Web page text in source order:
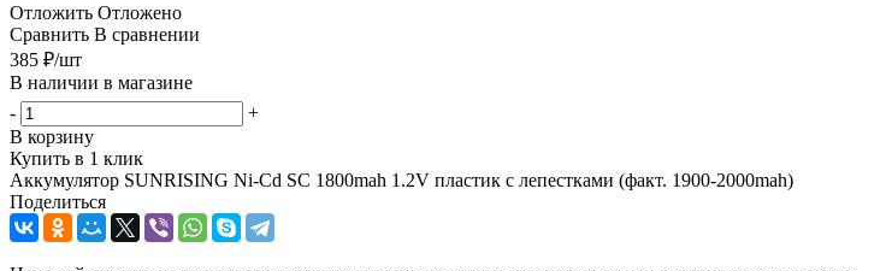
Отложить Отложено
Сравнить В сравнении
385 ₽/шт
В наличии в магазине
-
+
В корзину
Купить в 1 клик
Аккумулятор SUNRISING Ni-Cd SC 1800mah 1.2V пластик с лепестками (факт. 1900-2000mah)
Поделиться